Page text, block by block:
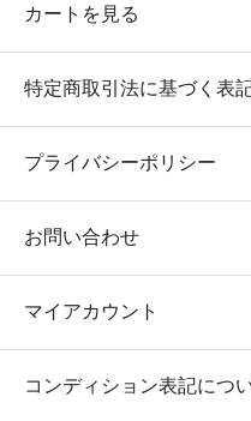
カートを見る
特定商取引法に基づく表
プライバシーポリシー
お問い合わせ
マイアカウント
コンディション表記につ